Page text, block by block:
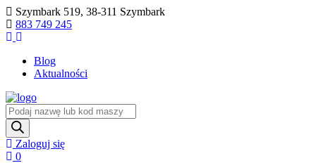
Skip
to
content
Szymbark 519, 38-311 Szymbark
883 749 245
Blog
Aktualności
Wyszukiwarka
produktów
Zaloguj się
0